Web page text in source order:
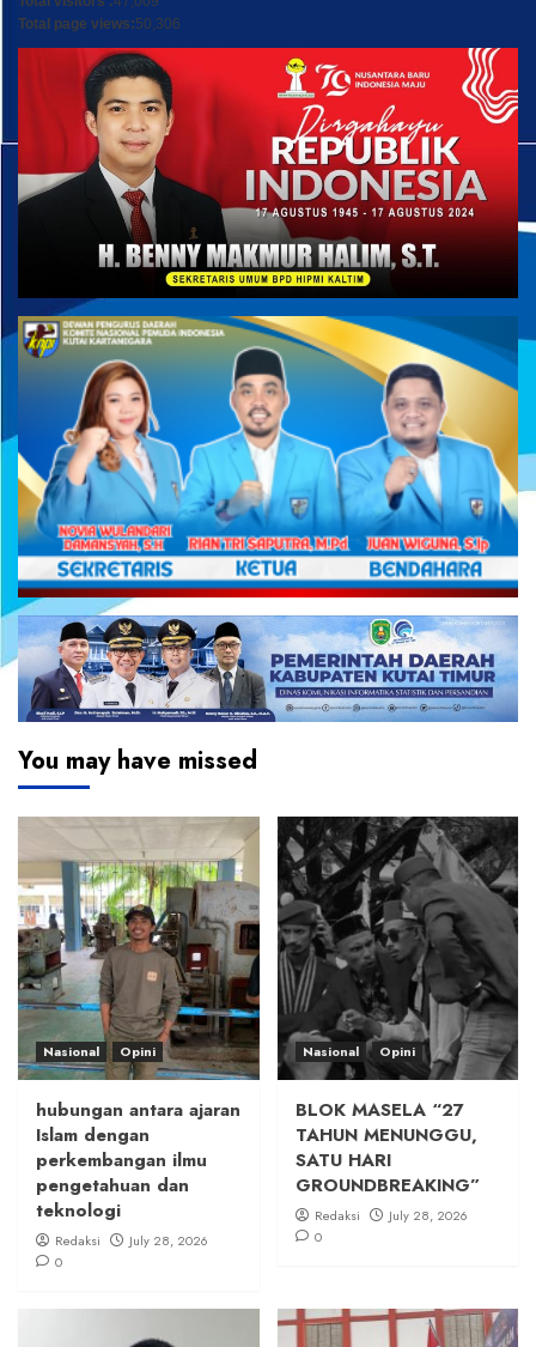
Total page views:50,306
You may have missed
Nasional Opini
hubungan antara ajaran
Islam dengan
perkembangan ilmu
pengetahuan dan
teknologi
Redaksi
July 28, 2026
0
Nasional Opini
BLOK MASELA “27
TAHUN MENUNGGU,
SATU HARI
GROUNDBREAKING”
Redaksi
July 28, 2026
0